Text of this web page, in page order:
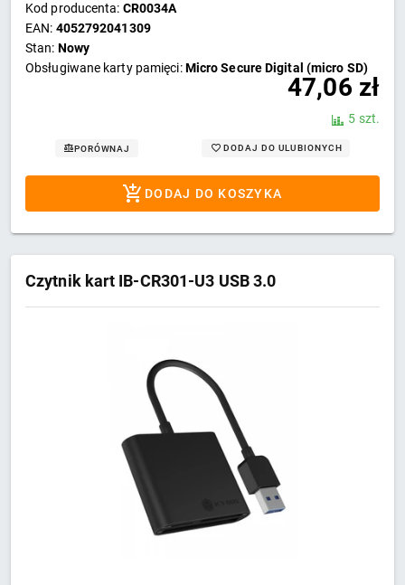
Kod producenta: CR0034A
EAN: 4052792041309
Stan: Nowy
Obsługiwane karty pamięci:Micro Secure Digital (micro SD)
47,06 zł
5 szt.
PORÓWNAJ DODAJ DO ULUBIONYCH
DODAJ DO KOSZYKA
Czytnik kart IB-CR301-U3 USB 3.0